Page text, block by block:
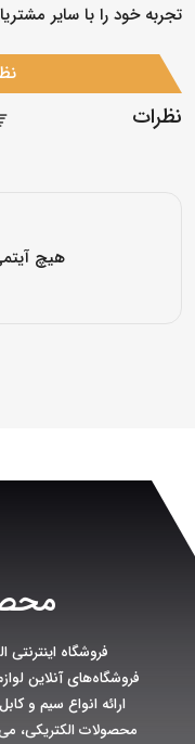
تجربه خود را با سایر
نظرات
هیچ
فروشگاه اینترنتی
فروشگاه‌های آنلاین
ارائه انواع سیم و
محصولات الکتریکی،